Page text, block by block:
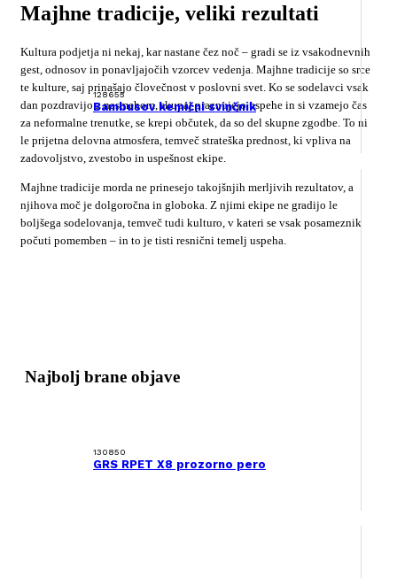
128655
Bambusov kemični svinčnik
130850
GRS RPET X8 prozorno pero
Majhne tradicije, veliki rezultati
Kultura podjetja ni nekaj, kar nastane čez noč – gradi se iz vsakodnevnih
gest, odnosov in ponavljajočih vzorcev vedenja. Majhne tradicije so srce
te kulture, saj prinašajo človečnost v poslovni svet. Ko se sodelavci vsak
dan pozdravijo z nasmehom, skupaj praznujejo uspehe in si vzamejo čas
za neformalne trenutke, se krepi občutek, da so del skupne zgodbe. To ni
le prijetna delovna atmosfera, temveč strateška prednost, ki vpliva na
zadovoljstvo, zvestobo in uspešnost ekipe.
Majhne tradicije morda ne prinesejo takojšnjih merljivih rezultatov, a
njihova moč je dolgoročna in globoka. Z njimi ekipe ne gradijo le
boljšega sodelovanja, temveč tudi kulturo, v kateri se vsak posameznik
počuti pomemben – in to je tisti resnični temelj uspeha.
Najbolj brane objave